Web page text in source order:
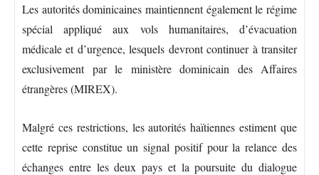
Les autorités dominicaines maintiennent également le régime
spécial appliqué aux vols humanitaires, d’évacuation
médicale et d’urgence, lesquels devront continuer à transiter
exclusivement par le ministère dominicain des Affaires
étrangères (MIREX).
Malgré ces restrictions, les autorités haïtiennes estiment que
cette reprise constitue un signal positif pour la relance des
échanges entre les deux pays et la poursuite du dialogue